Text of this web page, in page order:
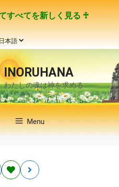
すべてを新しく見る ♰
INORUHANA
わたしの魂は神を求める
Menu